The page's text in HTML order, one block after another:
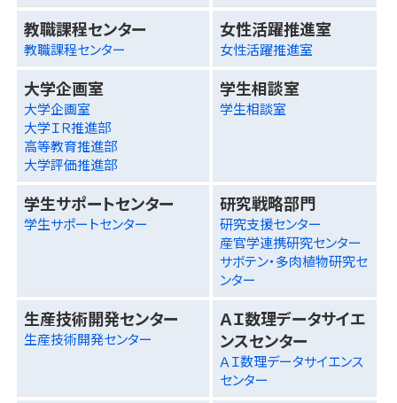
教職課程センター
教職課程センター
女性活躍推進室
女性活躍推進室
大学企画室
大学企画室
大学ＩＲ推進部
高等教育推進部
大学評価推進部
学生相談室
学生相談室
学生サポートセンター
学生サポートセンター
研究戦略部門
研究支援センター
産官学連携研究センター
サボテン・多肉植物研究セ
ンター
生産技術開発センター
生産技術開発センター
ＡＩ数理データサイエ
ンスセンター
ＡＩ数理データサイエンス
センター